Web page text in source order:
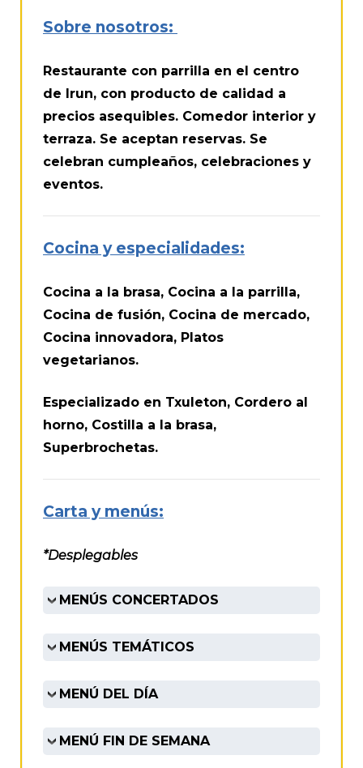
Sobre nosotros:
Restaurante con parrilla en el centro
de Irun, con producto de calidad a
precios asequibles. Comedor interior y
terraza. Se aceptan reservas. Se
celebran cumpleaños, celebraciones y
eventos.
Cocina y especialidades:
Cocina a la brasa, Cocina a la parrilla,
Cocina de fusión, Cocina de mercado,
Cocina innovadora, Platos
vegetarianos.
Especializado en Txuleton, Cordero al
horno, Costilla a la brasa,
Superbrochetas.
Carta y menús:
*Desplegables
MENÚS CONCERTADOS
MENÚS TEMÁTICOS
MENÚ DEL DÍA
MENÚ FIN DE SEMANA